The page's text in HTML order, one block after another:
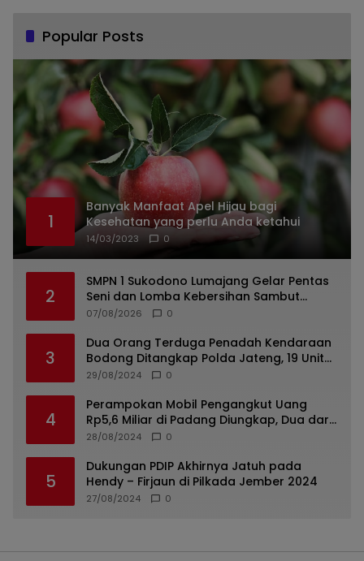
Popular Posts
1
Banyak Manfaat Apel Hijau bagi
Kesehatan yang perlu Anda ketahui
14/03/2023 0
2
SMPN 1 Sukodono Lumajang Gelar Pentas
Seni dan Lomba Kebersihan Sambut
Semangat Kemerdekaan
07/08/2026 0
3
Dua Orang Terduga Penadah Kendaraan
Bodong Ditangkap Polda Jateng, 19 Unit
Roda Empat Diamankan
29/08/2024 0
4
Perampokan Mobil Pengangkut Uang
Rp5,6 Miliar di Padang Diungkap, Dua dari
Tiga Tersangka Merupakan Oknum Polisi
28/08/2024 0
5
Dukungan PDIP Akhirnya Jatuh pada
Hendy – Firjaun di Pilkada Jember 2024
27/08/2024 0